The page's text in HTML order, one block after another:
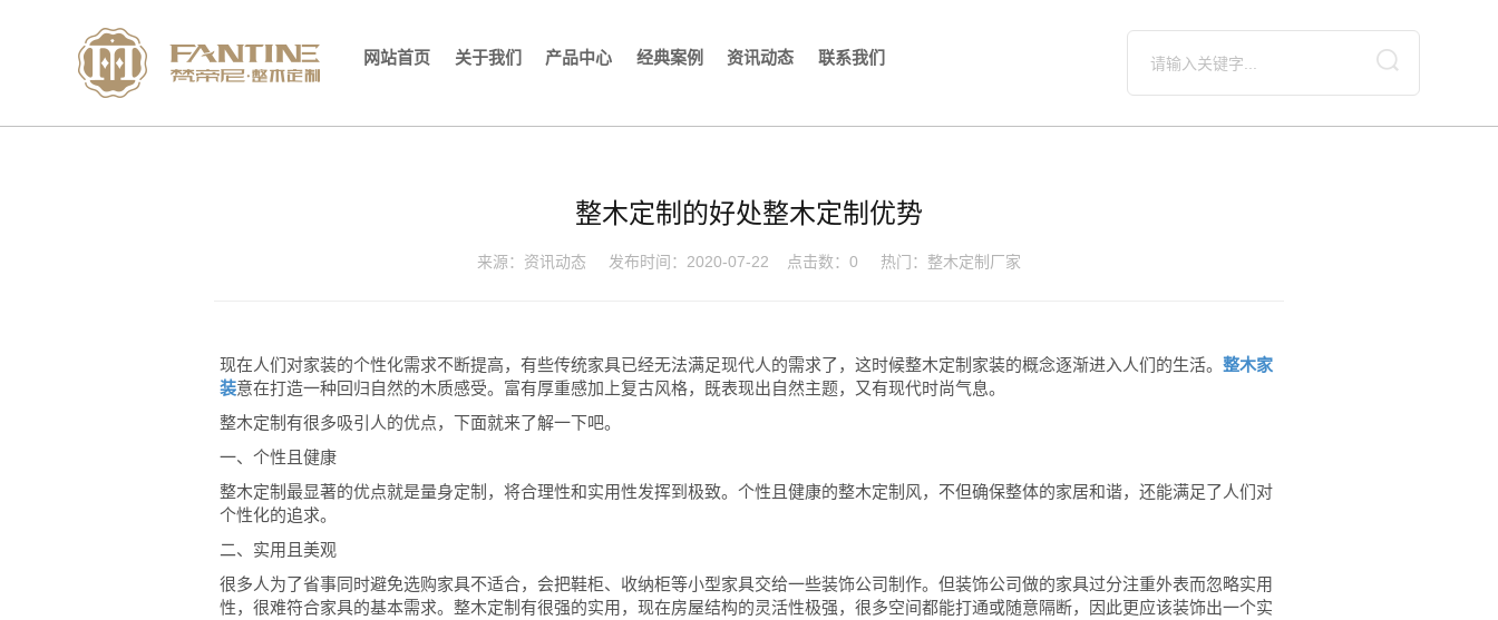
网站首页 关于我们 产品中心 经典案例 资讯动态 联系我们
整木定制的好处整木定制优势
来源： 资讯动态 发布时间：2020-07-22 点击数： 0 热门： 整木定制厂家
现在人们对家装的个性化需求不断提高，有些传统家具已经无法满足现代人的需求了，这时候整木定制家装的概念逐渐进入人们的生活。 整木家
装意在打造一种回归自然的木质感受。富有厚重感加上复古风格，既表现出自然主题，又有现代时尚气息。
整木定制有很多吸引人的优点，下面就来了解一下吧。
一、个性且健康
整木定制最显著的优点就是量身定制，将合理性和实用性发挥到极致。个性且健康的整木定制风，不但确保整体的家居和谐，还能满足了人们对
个性化的追求。
二、实用且美观
很多人为了省事同时避免选购家具不适合，会把鞋柜、收纳柜等小型家具交给一些装饰公司制作。但装饰公司做的家具过分注重外表而忽略实用
性，很难符合家具的基本需求。整木定制有很强的实用，现在房屋结构的灵活性极强，很多空间都能打通或随意隔断，因此更应该装饰出一个实